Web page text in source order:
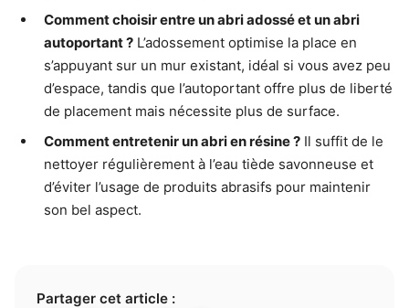
Comment choisir entre un abri adossé et un abri
autoportant ? L’adossement optimise la place en
s’appuyant sur un mur existant, idéal si vous avez peu
d’espace, tandis que l’autoportant offre plus de liberté
de placement mais nécessite plus de surface.
Comment entretenir un abri en résine ? Il suffit de le
nettoyer régulièrement à l’eau tiède savonneuse et
d’éviter l’usage de produits abrasifs pour maintenir
son bel aspect.
Partager cet article :